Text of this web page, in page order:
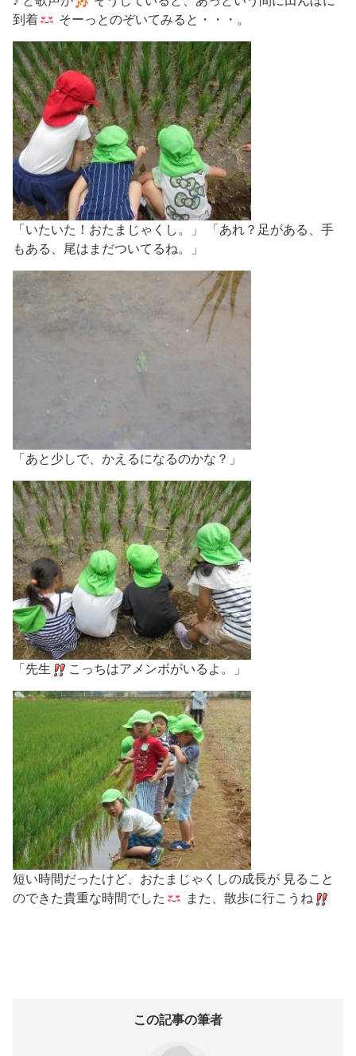
到着
そーっとのぞいてみると・・・。
「いたいた！おたまじゃくし。」 「あれ？足がある、手
もある、尾はまだついてるね。」
「あと少しで、かえるになるのかな？」
「先生 こっちはアメンボがいるよ。」
短い時間だったけど、おたまじゃくしの成長が 見ること
のできた貴重な時間でした
また、散歩に行こうね
この記事の筆者